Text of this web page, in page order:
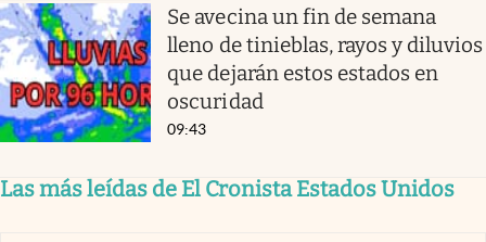
Se avecina un fin de semana
lleno de tinieblas, rayos y diluvios
que dejarán estos estados en
oscuridad
09:43
Las más leídas de El Cronista Estados Unidos